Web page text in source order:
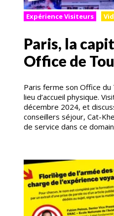
Expérience Visiteurs
Paris, la
Office de
Paris ferme son Office
lieu d’accueil physique.
décembre 2024, et
conseillers séjour, Cat-
de service dans ce